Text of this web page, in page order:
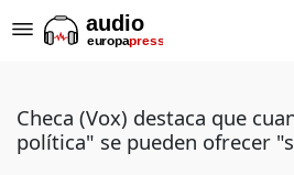
Checa (Vox) destaca que
política" se pueden ofrecer